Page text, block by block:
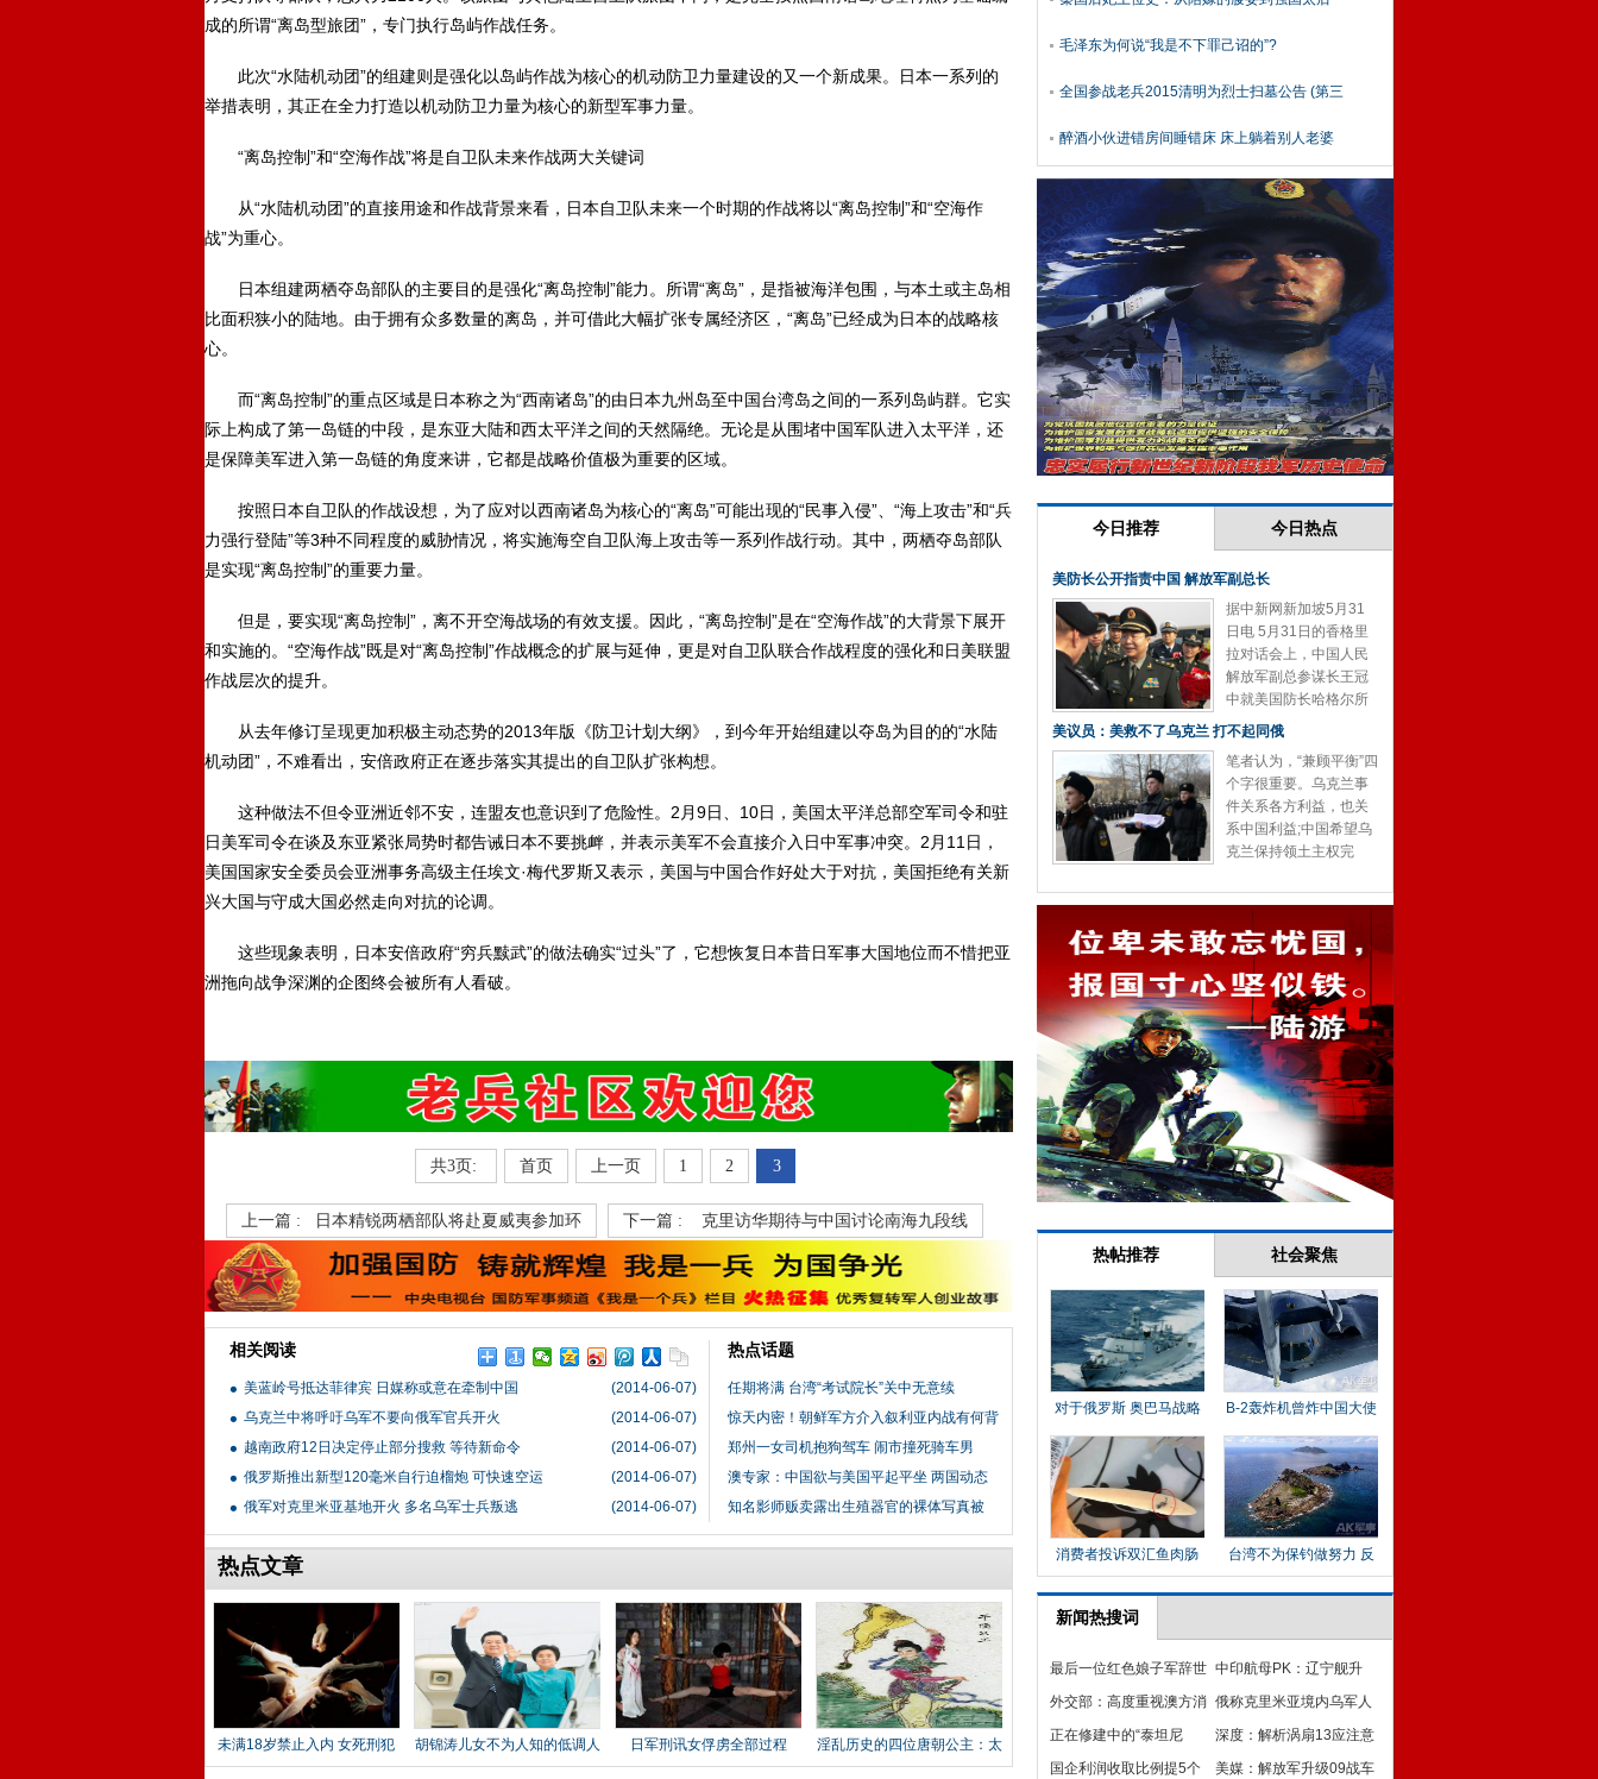
成的所谓“离岛型旅团”，专门执行岛屿作战任务。
此次“水陆机动团”的组建则是强化以岛屿作战为核心的机动防卫力量建设的又一个新成果。日本一系列的
举措表明，其正在全力打造以机动防卫力量为核心的新型军事力量。
“离岛控制”和“空海作战”将是自卫队未来作战两大关键词
从“水陆机动团”的直接用途和作战背景来看，日本自卫队未来一个时期的作战将以“离岛控制”和“空海作
战”为重心。
日本组建两栖夺岛部队的主要目的是强化“离岛控制”能力。所谓“离岛”，是指被海洋包围，与本土或主岛相
比面积狭小的陆地。由于拥有众多数量的离岛，并可借此大幅扩张专属经济区，“离岛”已经成为日本的战略核
心。
而“离岛控制”的重点区域是日本称之为“西南诸岛”的由日本九州岛至中国台湾岛之间的一系列岛屿群。它实
际上构成了第一岛链的中段，是东亚大陆和西太平洋之间的天然隔绝。无论是从围堵中国军队进入太平洋，还
是保障美军进入第一岛链的角度来讲，它都是战略价值极为重要的区域。
按照日本自卫队的作战设想，为了应对以西南诸岛为核心的“离岛”可能出现的“民事入侵”、“海上攻击”和“兵
力强行登陆”等3种不同程度的威胁情况，将实施海空自卫队海上攻击等一系列作战行动。其中，两栖夺岛部队
是实现“离岛控制”的重要力量。
但是，要实现“离岛控制”，离不开空海战场的有效支援。因此，“离岛控制”是在“空海作战”的大背景下展开
和实施的。“空海作战”既是对“离岛控制”作战概念的扩展与延伸，更是对自卫队联合作战程度的强化和日美联盟
作战层次的提升。
从去年修订呈现更加积极主动态势的2013年版《防卫计划大纲》，到今年开始组建以夺岛为目的的“水陆
机动团”，不难看出，安倍政府正在逐步落实其提出的自卫队扩张构想。
这种做法不但令亚洲近邻不安，连盟友也意识到了危险性。2月9日、10日，美国太平洋总部空军司令和驻
日美军司令在谈及东亚紧张局势时都告诫日本不要挑衅，并表示美军不会直接介入日中军事冲突。2月11日，
美国国家安全委员会亚洲事务高级主任埃文·梅代罗斯又表示，美国与中国合作好处大于对抗，美国拒绝有关新
兴大国与守成大国必然走向对抗的论调。
这些现象表明，日本安倍政府“穷兵黩武”的做法确实“过头”了，它想恢复日本昔日军事大国地位而不惜把亚
洲拖向战争深渊的企图终会被所有人看破。
共3页: 首页 上一页 1 2 3
上一篇 : 日本精锐两栖部队将赴夏威夷参加环 下一篇 : 克里访华期待与中国讨论南海九段线
相关阅读
(2014-06-07)
美蓝岭号抵达菲律宾 日媒称或意在牵制中国
(2014-06-07)
乌克兰中将呼吁乌军不要向俄军官兵开火
(2014-06-07)
越南政府12日决定停止部分搜救 等待新命令
(2014-06-07)
俄罗斯推出新型120毫米自行迫榴炮 可快速空运
(2014-06-07)
俄军对克里米亚基地开火 多名乌军士兵叛逃
热点话题
任期将满 台湾“考试院长”关中无意续
惊天内密！朝鲜军方介入叙利亚内战有何背
郑州一女司机抱狗驾车 闹市撞死骑车男
澳专家：中国欲与美国平起平坐 两国动态
知名影师贩卖露出生殖器官的裸体写真被
热点文章
未满18岁禁止入内 女死刑犯 胡锦涛儿女不为人知的低调人 日军刑讯女俘虏全部过程
淫乱历史的四位唐朝公主：太
平
毛泽东为何说“我是不下罪己诏的”?
全国参战老兵2015清明为烈士扫墓公告 (第三
醉酒小伙进错房间睡错床 床上躺着别人老婆
新闻热搜词
最后一位红色娘子军辞世
享年百岁曾任排长
中印航母PK：辽宁舰升
级彻底领先印整整一代
外交部：高度重视澳方消
息 将协助澳开展搜救
俄称克里米亚境内乌军人
可加入克军 或自由离开
正在修建中的“泰坦尼
克”号
深度：解析涡扇13应注意
问题 枭龙战机受制俄国
国企利润收取比例提5个
美媒：解放军升级09战车